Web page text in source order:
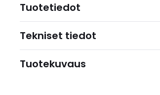
Tuotetiedot
Tekniset tiedot
Tuotekuvaus